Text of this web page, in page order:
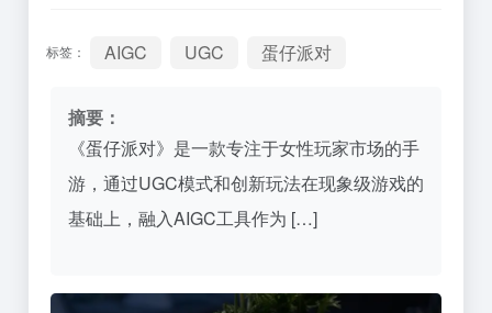
标签： AIGC UGC 蛋仔派对
摘要：
《蛋仔派对》是一款专注于女性玩家市场的手
游，通过UGC模式和创新玩法在现象级游戏的
基础上，融入AIGC工具作为 […]